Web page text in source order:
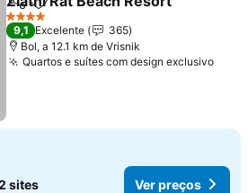
PartilharAdicionar aos favoritos
4 Estrelas
9,1 Excelente
365
Bol, a 12.1 km de Vrisnik
Quartos e suítes com design exclusivoVer
sites Ver preços